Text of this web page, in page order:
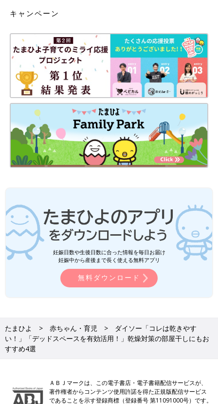
キャンペーン
妊娠日数や生後日数に合った情報を毎日お届け
妊娠中から産後まで長く使える無料アプリ
無料ダウンロード
たまひよ 赤ちゃん・育児
ダイソー「コレは乾きやす
い！」「デッドスペースを有効活用！」乾燥対策の部屋干しにもお
すすめ4選
ＡＢＪマークは、この電子書店・電子書籍配信サービスが、
著作権者からコンテンツ使用許諾を得た正規版配信サービス
であることを示す登録商標（登録番号 第11091000号）です。